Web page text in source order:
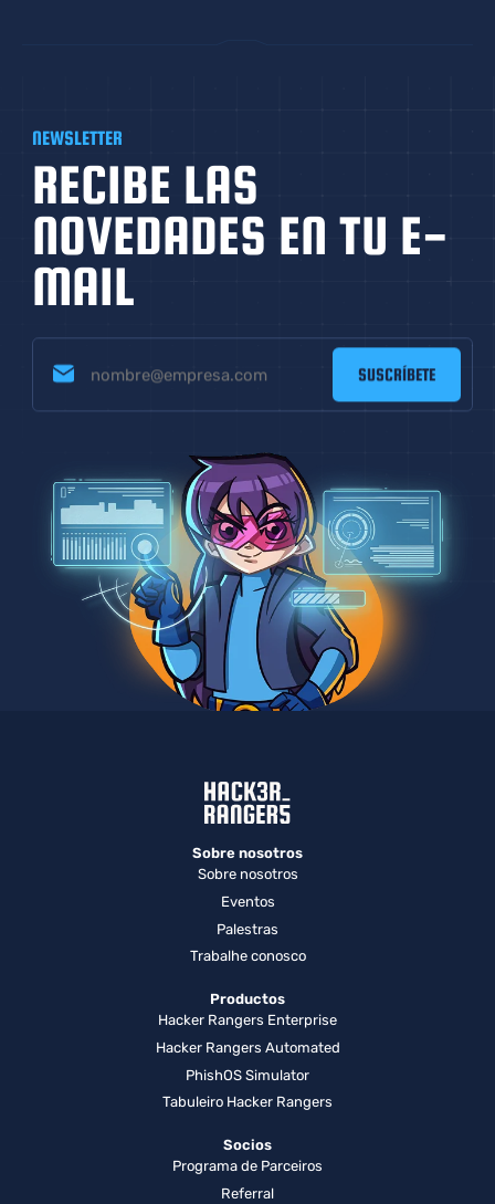
NEWSLETTER
RECIBE LAS
NOVEDADES ENTU E-
MAIL
Sobre nosotros
Sobre nosotros
Eventos
Palestras
Trabalhe conosco
Productos
Hacker Rangers Enterprise
Hacker Rangers Automated
PhishOS Simulator
Tabuleiro Hacker Rangers
Socios
Programa de Parceiros
Referral